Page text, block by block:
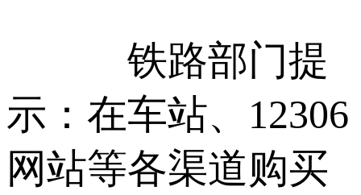
铁路部门提
示：在车站、12306
网站等各渠道购买